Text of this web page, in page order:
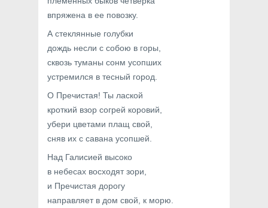
впряжена в ее повозку.
А стеклянные голубки
дождь несли с собою в горы,
сквозь туманы сонм усопших
устремился в тесный город.
О Пречистая! Ты лаской
кроткий взор согрей коровий,
убери цветами плащ свой,
сняв их с савана усопшей.
Над Галисией высоко
в небесах восходят зори,
и Пречистая дорогу
направляет в дом свой, к морю.